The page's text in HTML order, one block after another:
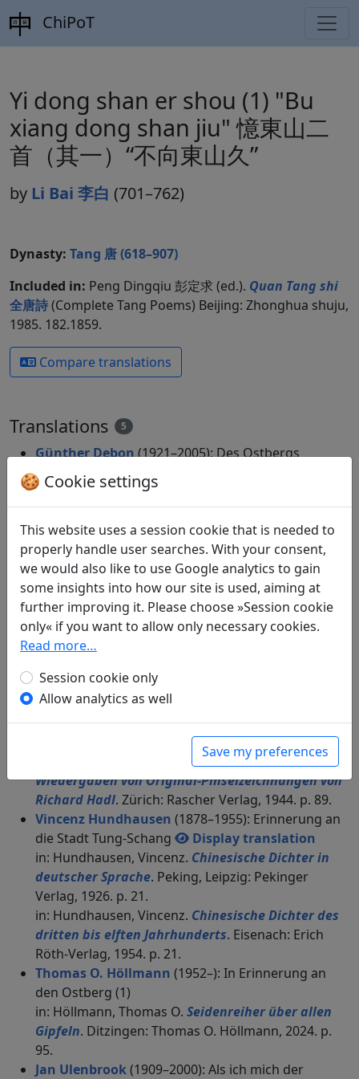
ChiPoT
Yi dong shan er shou (1) "Bu
xiang dong shan jiu" 憶東山二
首（其一）“不向東山久”
by Li Bai 李白 (701–762)
Dynasty: Tang 唐 (618–907)
Included in: Peng Dingqiu 彭定求 (ed.). Quan Tang shi
全唐詩(Complete Tang Poems) Beijing: Zhonghua shuju,
1985. 182.1859.
Compare translations
Translations 5
Günther Debon(1921–2005): Des Ostbergs
gedenkend, "Wie lang bin ich im Ostberg nicht
gewesen"
in: Debon, Günther.Mein Haus liegt menschenfern,
doch nah den Dingen. Dreitausend Jahre
chinesischer Poesie. München: Eugen Diederichs
Verlag, 1988. p. 252.
in: Debon, Günther.Mein Weg verliert sich fern in
weißen Wolken. Chinesische Lyrik aus drei
Jahrtausenden. Heidelberg: Verlag Lambert
Schneider, 1988. p. 94.
Zimtrosen
Display translation
in: Geilinger, Max. Chinesische Gedichte in
Vierzeilern aus der Tang-Zeit 唐人絕句百首. Mit 6
Reproduktionen alter Gemälde aus dem
kaiserlichen Palast zu Peking auf Tafeln und 20
Wiedergaben von Original-Pinselzeichnungen von
Richard Hadl. Zürich: Rascher Verlag, 1944. p. 89.
Vincenz Hundhausen (1878–1955): Erinnerung an
die Stadt Tung-Schang
Display translation
in: Hundhausen, Vincenz. Chinesische Dichter in
deutscher Sprache. Peking, Leipzig: Pekinger
Verlag, 1926. p. 21.
in: Hundhausen, Vincenz. Chinesische Dichter des
dritten bis elften Jahrhunderts. Eisenach: Erich
Röth-Verlag, 1954. p. 21.
Thomas O. Höllmann (1952–): In Erinnerung an
den Ostberg (1)
in: Höllmann, Thomas O. Seidenreiher über allen
Gipfeln. Ditzingen: Thomas O. Höllmann, 2024. p.
95.
Jan Ulenbrook(1909–2000): Als ich mich der
🍪 Cookie settings
This website uses a session cookie that is needed to
properly handle user searches. With your consent,
we would also like to use Google analytics to gain
some insights into how our site is used, aiming at
further improving it. Please choose »Session cookie
only« if you want to allow only necessary cookies.
Read more…
Session cookie only
Allow analytics as well
Save my preferences